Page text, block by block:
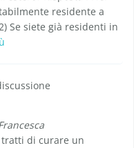
residente a
Se siete già residenti in
di curare un